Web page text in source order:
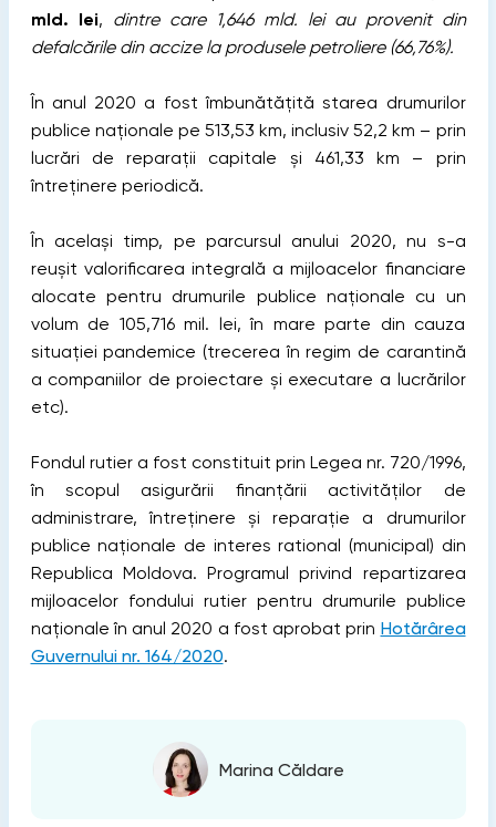
mld. lei, dintre care 1,646 mld. lei au provenit din
defalcările din accize la produsele petroliere (66,76%).
În anul 2020 a fost îmbunătățită starea drumurilor
publice naționale pe 513,53 km, inclusiv 52,2 km – prin
lucrări de reparații capitale și 461,33 km – prin
întreținere periodică.
În același timp, pe parcursul anului 2020, nu s-a
reușit valorificarea integrală a mijloacelor financiare
alocate pentru drumurile publice naționale cu un
volum de 105,716 mil. lei, în mare parte din cauza
situației pandemice (trecerea în regim de carantină
a companiilor de proiectare și executare a lucrărilor
etc).
Fondul rutier a fost constituit prin Legea nr. 720/1996,
în scopul asigurării finanțării activităților de
administrare, întreținere și reparație a drumurilor
publice naționale de interes rational (municipal) din
Republica Moldova. Programul privind repartizarea
mijloacelor fondului rutier pentru drumurile publice
naționale în anul 2020 a fost aprobat prin Hotărârea
Guvernului nr. 164/2020.
Marina Căldare